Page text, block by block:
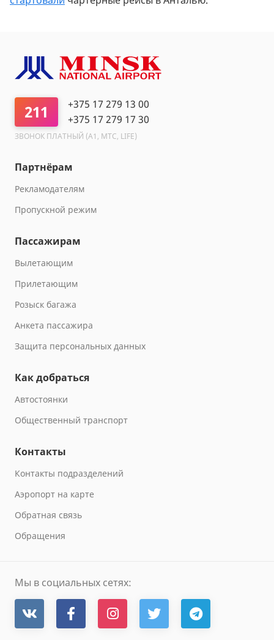
211
+375 17 279 13 00
+375 17 279 17 30
ЗВОНОК ПЛАТНЫЙ (A1, МТС, LIFE)
Партнёрам
Рекламодателям
Пропускной режим
Пассажирам
Вылетающим
Прилетающим
Розыск багажа
Анкета пассажира
Защита персональных данных
Как добраться
Автостоянки
Общественный транспорт
Контакты
Контакты подразделений
Аэропорт на карте
Обратная связь
Обращения
Мы в социальных сетях: